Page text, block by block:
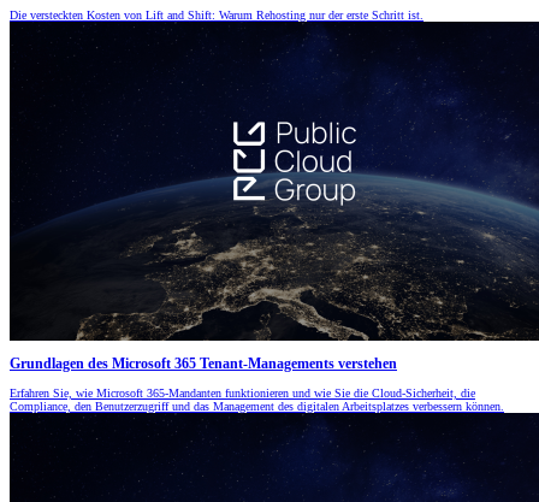
Die versteckten Kosten von Lift and Shift: Warum Rehosting nur der erste Schritt ist.
Grundlagen des Microsoft 365 Tenant-Managements verstehen
Erfahren Sie, wie Microsoft 365-Mandanten funktionieren und wie Sie die Cloud-Sicherheit, die
Compliance, den Benutzerzugriff und das Management des digitalen Arbeitsplatzes verbessern können.